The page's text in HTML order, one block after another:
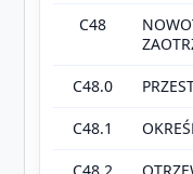
C48
C48.0
C48.1